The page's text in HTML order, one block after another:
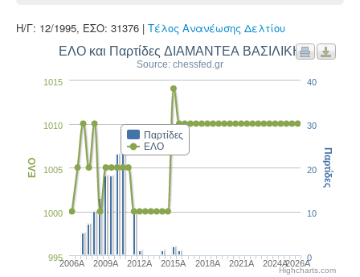
Η/Γ: 12/1995, ΕΣΟ: 31376 | Τέλος Ανανέωσης Δελτίου
ΕΛΟ και Παρτίδες ΔΙΑΜΑΝΤΕΑ ΒΑΣΙΛΙΚΗ
Source: chessfed.gr
Παρτίδες
ΕΛΟ
2006A 2009A 2012A 2015A 2018A 2021A 2024A2026A
995
1000
1005
1010
1015
ΕΛΟ
0
10
20
30
40
Παρτίδες
Highcharts.com